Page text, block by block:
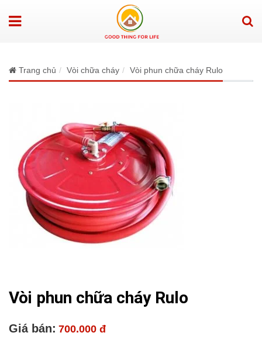
Trang chủ Vòi chữa cháy Vòi phun chữa cháy Rulo
Vòi phun chữa cháy Rulo
Giá bán: 700.000 đ